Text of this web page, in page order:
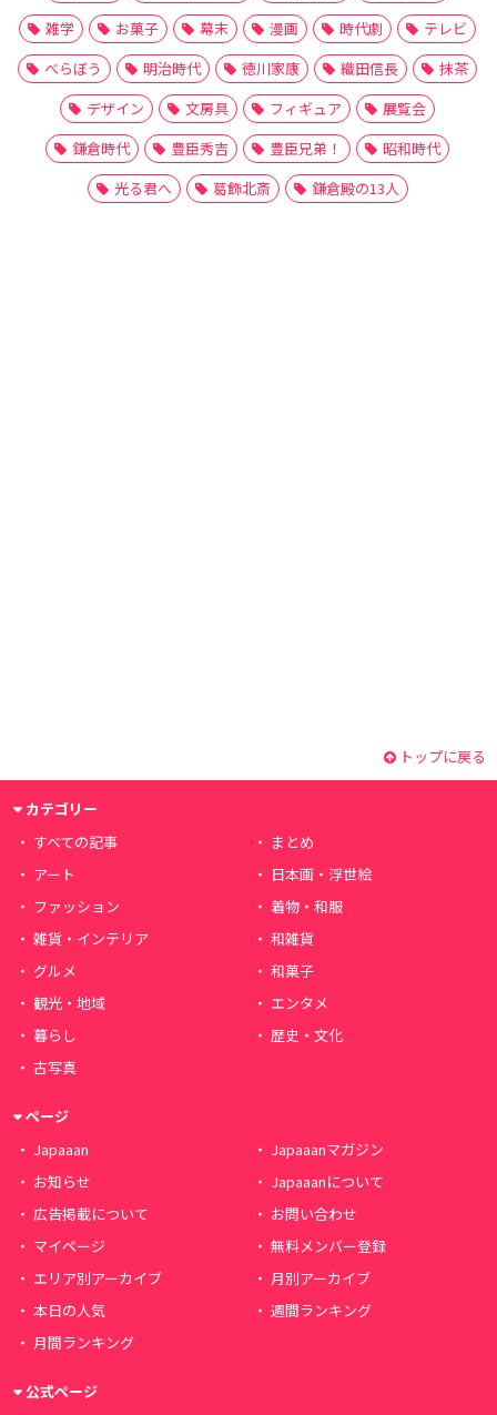
雑学
お菓子 幕末 漫画 時代劇
テレビ
べらぼう
明治時代 徳川家康 織田信長
抹茶
デザイン
文房具 フィギュア
展覧会
鎌倉時代
豊臣秀吉 豊臣兄弟！
昭和時代
光る君へ
葛飾北斎 鎌倉殿の13人
トップに戻る
カテゴリー
すべての記事
まとめ
アート
日本画・浮世絵
ファッション
着物・和服
雑貨・インテリア
和雑貨
グルメ
和菓子
観光・地域
エンタメ
暮らし
歴史・文化
古写真
ページ
Japaaan
Japaaanマガジン
お知らせ
Japaaanについて
広告掲載について
お問い合わせ
マイページ
無料メンバー登録
エリア別アーカイブ
月別アーカイブ
本日の人気
週間ランキング
月間ランキング
公式ページ